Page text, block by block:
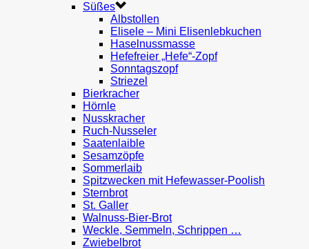
Süßes
Albstollen
Elisele – Mini Elisenlebkuchen
Haselnussmasse
Hefefreier „Hefe“-Zopf
Sonntagszopf
Striezel
Bierkracher
Hörnle
Nusskracher
Ruch-Nusseler
Saatenlaible
Sesamzöpfe
Sommerlaib
Spitzwecken mit Hefewasser-Poolish
Sternbrot
St. Galler
Walnuss-Bier-Brot
Weckle, Semmeln, Schrippen …
Zwiebelbrot